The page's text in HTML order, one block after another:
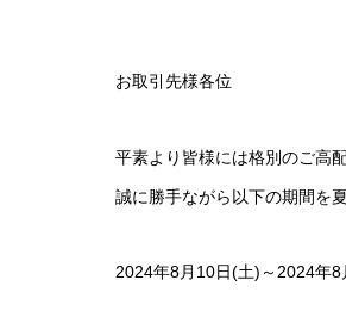
お取引先様各位
平素より皆様には格別のご高
誠に勝手ながら以下の期間を
2024年8月10日(土)～2024年8